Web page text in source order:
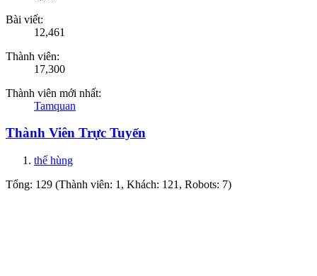
Bài viết:
12,461
Thành viên:
17,300
Thành viên mới nhất:
Tamquan
Thành Viên Trực Tuyến
thế hùng
Tổng: 129 (Thành viên: 1, Khách: 121, Robots: 7)